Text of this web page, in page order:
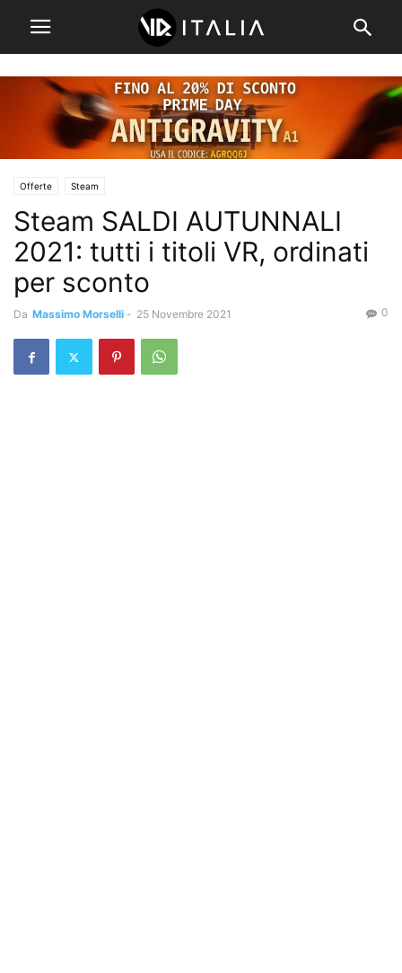
Offerte Steam
Steam SALDI AUTUNNALI
2021: tutti i titoli VR, ordinati
per sconto
Da Massimo Morselli - 25 Novembre 2021 0